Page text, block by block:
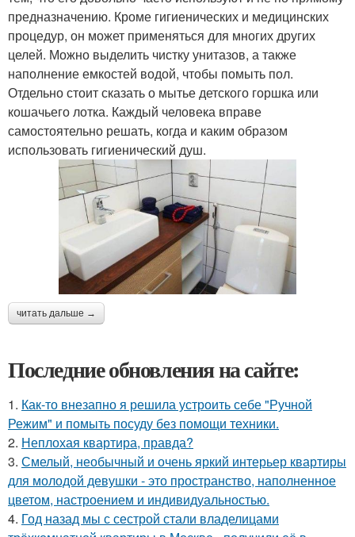
предназначению. Кроме гигиенических и медицинских
процедур, он может применяться для многих других
целей. Можно выделить чистку унитазов, а также
наполнение емкостей водой, чтобы помыть пол.
Отдельно стоит сказать о мытье детского горшка или
кошачьего лотка. Каждый человека вправе
самостоятельно решать, когда и каким образом
использовать гигиенический душ.
читать дальше →
Последние обновления на сайте:
1. Как-то внезапно я решила устроить себе "Ручной
Режим" и помыть посуду без помощи техники.
2. Неплохая квартира, правда?
3. Смелый, необычный и очень яркий интерьер квартиры
для молодой девушки - это пространство, наполненное
цветом, настроением и индивидуальностью.
4. Год назад мы с сестрой стали владелицами